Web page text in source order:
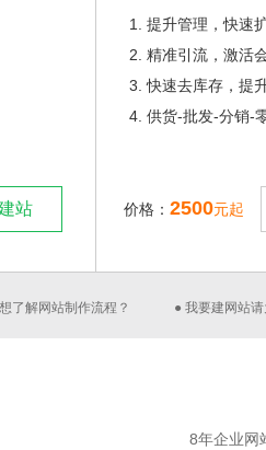
站
1. 提升管理，快速
2. 精准引流，激活
3. 快速去库存，提
4. 供货-批发-分销-
价格：2500元起
了解网站制作流程？ ● 我要建网站
8年企业网